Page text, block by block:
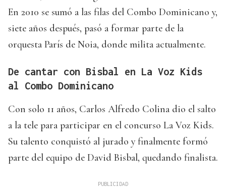
En 2010 se sumó a las filas del Combo Dominicano y,
siete años después, pasó a formar parte de la
orquesta París de Noia, donde milita actualmente.
De cantar con Bisbal en La Voz Kids
al Combo Dominicano
Con solo 11 años, Carlos Alfredo Colina dio el salto
a la tele para participar en el concurso La Voz Kids.
Su talento conquistó al jurado y finalmente formó
parte del equipo de David Bisbal, quedando finalista.